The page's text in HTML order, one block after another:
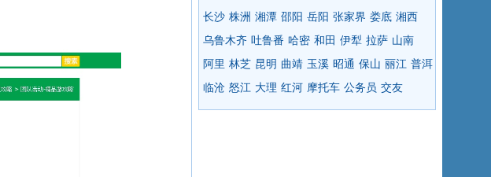
长沙 株洲 湘潭 邵阳 岳阳 张家界 娄底 湘西
乌鲁木齐 吐鲁番 哈密 和田 伊犁 拉萨 山南
阿里 林芝 昆明 曲靖 玉溪 昭通 保山 丽江 普洱
临沧 怒江 大理 红河 摩托车 公务员 交友